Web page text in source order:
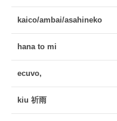
kaico/ambai/asahineko
hana to mi
ecuvo,
kiu 祈雨